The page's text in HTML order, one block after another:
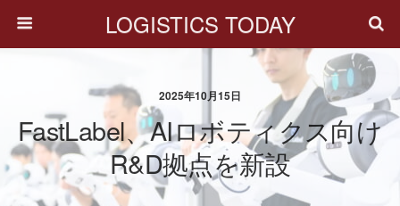
LOGISTICS TODAY
2025年10月15日
FastLabel、AIロボティクス向け
R&D拠点を新設